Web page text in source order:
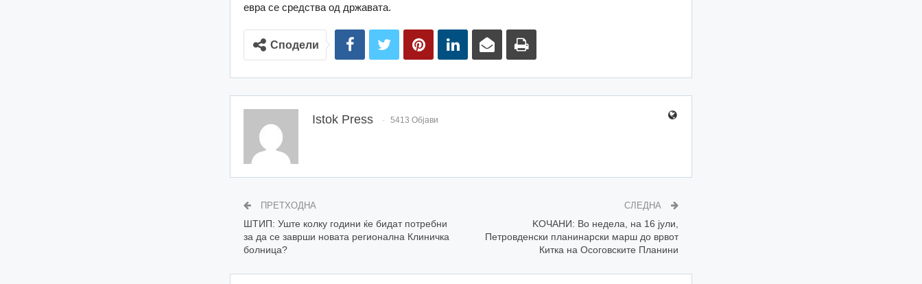
евра се средства од државата.
Сподели
Istok Press 5413 Објави
ПРЕТХОДНА
ШТИП: Уште колку години ќе бидат потребни
за да се заврши новата регионална Клиничка
болница?
СЛЕДНА
KОЧАНИ: Во недела, на 16 јули,
Петровденски планинарски марш до врвот
Китка на Осоговските Планини